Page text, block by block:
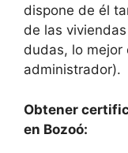
dispone de él
de las
dudas, lo mejor
administrador).
Obtener
en Bozoó: